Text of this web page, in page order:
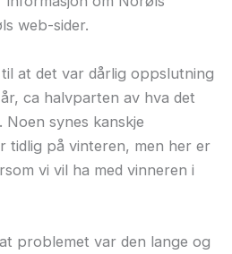
web-sider.
at det var dårlig oppslutning
ca halvparten av hva det
synes kanskje
tidlig på vinteren, men her er
vi vil ha med vinneren i
problemet var den lange og